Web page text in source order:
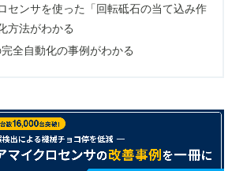
センサを使った「回転砥石の当て込み作
方法がわかる
全自動化の事例がわかる